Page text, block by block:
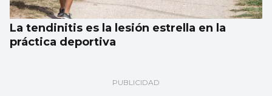
La tendinitis es la lesión estrella en la
práctica deportiva